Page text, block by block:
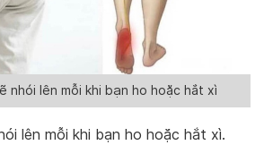
nhói lên mỗi khi bạn ho hoặc hắt xì
lên mỗi khi bạn ho hoặc hắt xì.